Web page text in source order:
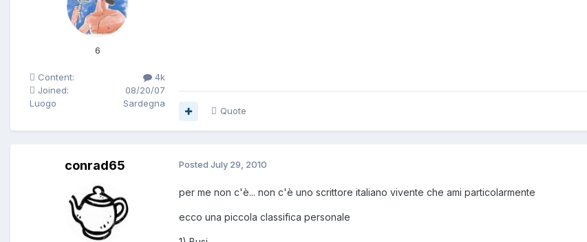
6
Content:
4k
Joined:
08/20/07
Luogo
Sardegna
Quote
conrad65 Posted July 29, 2010
per me non c'è... non c'è uno scrittore italiano vivente che ami particolarmente
ecco una piccola classifica personale